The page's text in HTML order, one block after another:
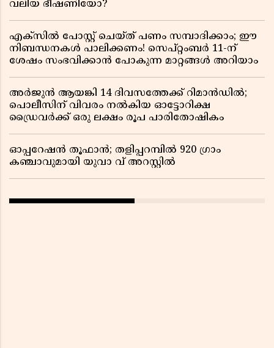
വലിയ ഭീഷണിയോ?
എക്സിൽ പോസ്റ്റ് ചെയ്ത് പണം സമ്പാദിക്കാം; ഈ
നിബന്ധനകൾ പാലിക്കണം! സെപ്റ്റംബർ 11-ന്
ശേഷം സംഭവിക്കാൻ പോകുന്ന മാറ്റങ്ങൾ അറിയാം
അർജുൻ ആയങ്കി 14 ദിവസത്തേക്ക് റിമാൻഡിൽ;
പൊലീസിന് വിവരം നൽകിയ ഓട്ടോറിക്ഷ
ഡ്രൈവർക്ക് ഒരു ലക്ഷം രൂപ പാരിതോഷികം
ഓപ്പറേഷൻ തൂഫാൻ; തളിപ്പറമ്പിൽ 920 ഗ്രാം
കഞ്ചാവുമായി യുവാ വ് അറസ്റ്റിൽ